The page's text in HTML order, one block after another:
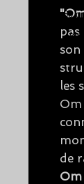
son
les
Om
de